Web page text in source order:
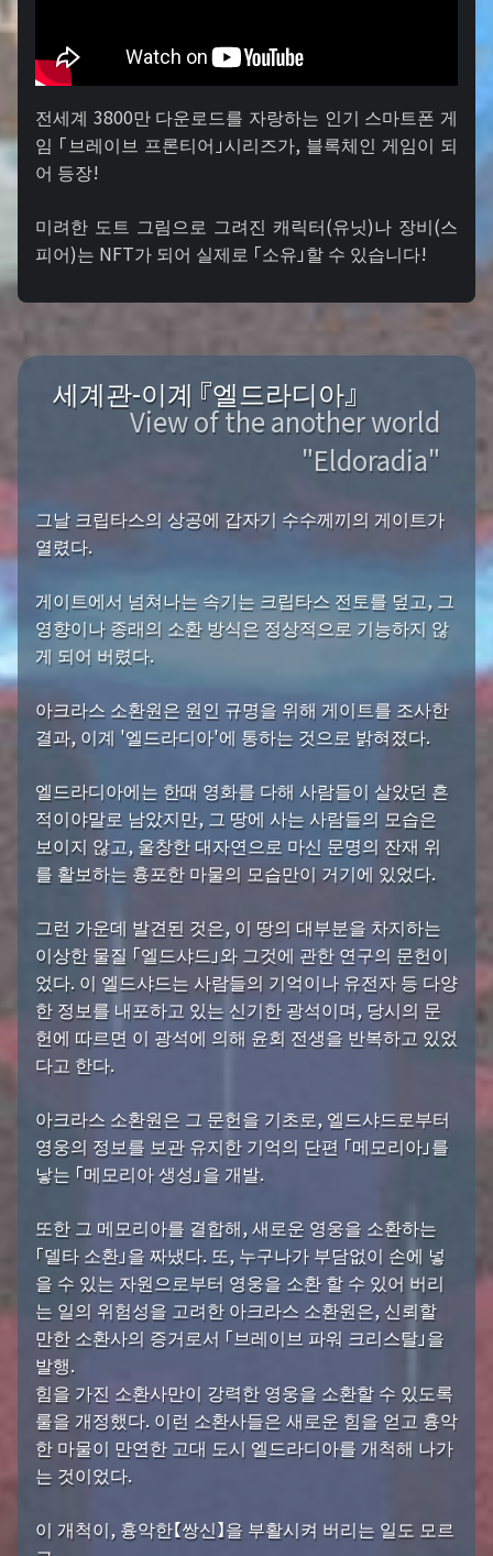
전세계 3800만 다운로드를 자랑하는 인기 스마트폰 게
임 「브레이브 프론티어」시리즈가, 블록체인 게임이 되
어 등장!
미려한 도트 그림으로 그려진 캐릭터(유닛)나 장비(스
피어)는 NFT가 되어 실제로 「소유」할 수 있습니다!
세계관-이계 『엘드라디아』
View of the another world
"Eldoradia"
그날 크립타스의 상공에 갑자기 수수께끼의 게이트가
열렸다.
게이트에서 넘쳐나는 속기는 크립타스 전토를 덮고, 그
영향이나 종래의 소환 방식은 정상적으로 기능하지 않
게 되어 버렸다.
아크라스 소환원은 원인 규명을 위해 게이트를 조사한
결과, 이계 '엘드라디아'에 통하는 것으로 밝혀졌다.
엘드라디아에는 한때 영화를 다해 사람들이 살았던 흔
적이야말로 남았지만, 그 땅에 사는 사람들의 모습은
보이지 않고, 울창한 대자연으로 마신 문명의 잔재 위
를 활보하는 흉포한 마물의 모습만이 거기에 있었다.
그런 가운데 발견된 것은, 이 땅의 대부분을 차지하는
이상한 물질 「엘드샤드」와 그것에 관한 연구의 문헌이
었다. 이 엘드샤드는 사람들의 기억이나 유전자 등 다양
한 정보를 내포하고 있는 신기한 광석이며, 당시의 문
헌에 따르면 이 광석에 의해 윤회 전생을 반복하고 있었
다고 한다.
아크라스 소환원은 그 문헌을 기초로, 엘드샤드로부터
영웅의 정보를 보관 유지한 기억의 단편 「메모리아」를
낳는 「메모리아 생성」을 개발.
또한 그 메모리아를 결합해, 새로운 영웅을 소환하는
「델타 소환」을 짜냈다. 또, 누구나가 부담없이 손에 넣
을 수 있는 자원으로부터 영웅을 소환 할 수 있어 버리
는 일의 위험성을 고려한 아크라스 소환원은, 신뢰할
만한 소환사의 증거로서 「브레이브 파워 크리스탈」을
발행.
힘을 가진 소환사만이 강력한 영웅을 소환할 수 있도록
룰을 개정했다. 이런 소환사들은 새로운 힘을 얻고 흉악
한 마물이 만연한 고대 도시 엘드라디아를 개척해 나가
는 것이었다.
이 개척이, 흉악한【쌍신】을 부활시켜 버리는 일도 모르